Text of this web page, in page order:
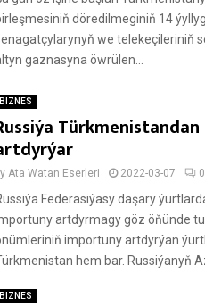
döredilmeginiň 14
we telekeçileriniň
gaznasyna öwrülen...
BIZNES
Ata Watan Eserleri 2022-03-07 0
Federasiýasy daşary
artdyrmagy göz öňünde
importuny artdyrýan
hem bar. Russiýanyň
BIZNES